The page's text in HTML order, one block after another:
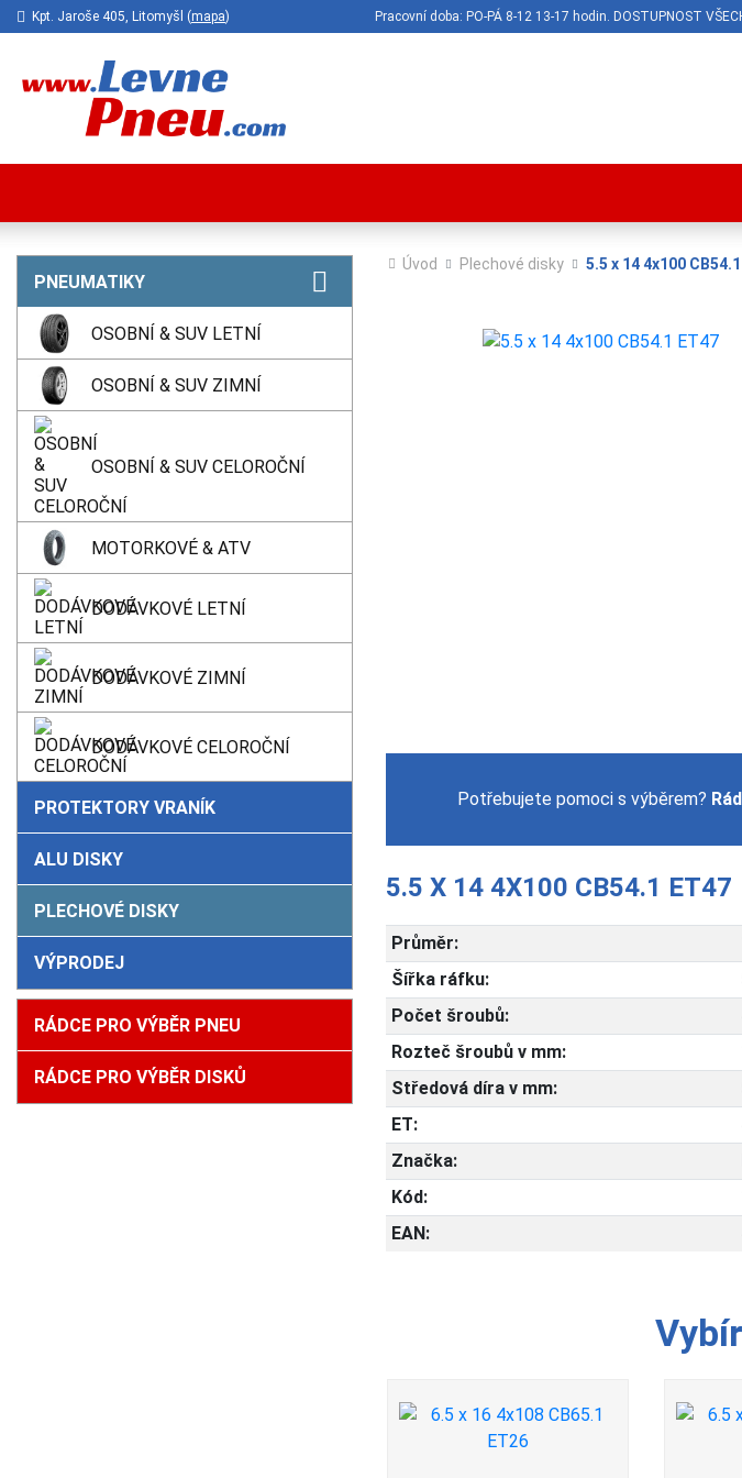
Kpt. Jaroše 405, Litomyšl (mapa) Pracovní doba: PO-PÁ 8-12 13-17 hodin. DOSTUPNOST
PNEUMATIKY
OSOBNÍ & SUV LETNÍ
OSOBNÍ & SUV ZIMNÍ
OSOBNÍ & SUV CELOROČNÍ
MOTORKOVÉ & ATV
DODÁVKOVÉ LETNÍ
DODÁVKOVÉ ZIMNÍ
DODÁVKOVÉ CELOROČNÍ
PROTEKTORY VRANÍK
ALU DISKY
PLECHOVÉ DISKY
VÝPRODEJ
RÁDCE PRO VÝBĚR PNEU
RÁDCE PRO VÝBĚR DISKŮ
Úvod Plechové disky 5.5 x 14 4x100
Potřebujete pomoci s výběrem?
5.5 X 14 4X100 CB54.1 ET47
Průměr:
Šířka ráfku:
Počet šroubů:
Rozteč šroubů v mm:
Středová díra v mm:
ET:
Značka:
Kód:
EAN: